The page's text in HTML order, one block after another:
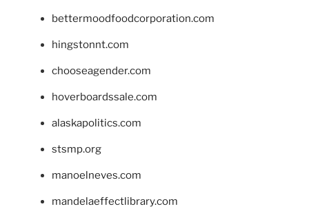
bettermoodfoodcorporation.com
hingstonnt.com
chooseagender.com
hoverboardssale.com
alaskapolitics.com
stsmp.org
manoelneves.com
mandelaeffectlibrary.com